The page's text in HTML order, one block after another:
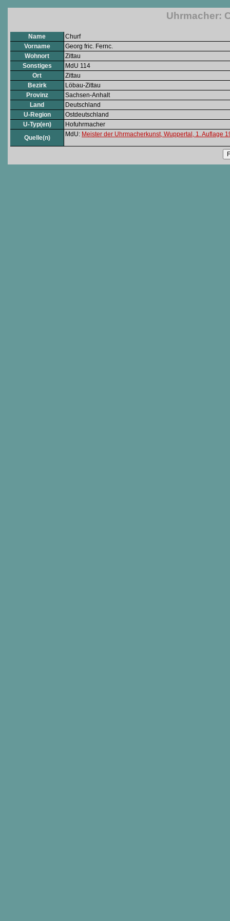
Uhrmacher:
Name
Churf
Vorname
Georg fric. Fernc.
Wohnort
Zittau
Sonstiges
MdU 114
Ort
Zittau
Bezirk
Löbau-Zittau
Provinz
Sachsen-Anhalt
Land
Deutschland
U-Region
Ostdeutschland
U-Typ(en)
Hofuhrmacher
Quelle(n)
MdU: Meister der Uhrmacherkunst, Wuppertal, 1. Auflage